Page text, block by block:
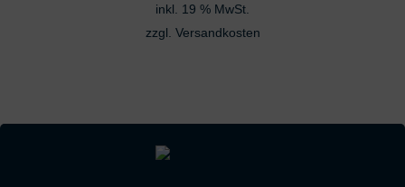
inkl. 19 % MwSt.
zzgl. Versandkosten